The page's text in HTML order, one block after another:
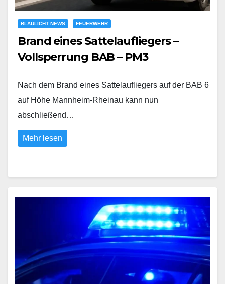
BLAULICHT NEWS FEUERWEHR
Brand eines Sattelaufliegers –
Vollsperrung BAB – PM3
Nach dem Brand eines Sattelaufliegers auf der BAB 6
auf Höhe Mannheim-Rheinau kann nun
abschließend…
Mehr lesen